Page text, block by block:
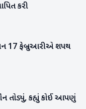
કરી
17 ફેબ્રુઆરીએ શપથ
તોડ્યું, કહ્યું કોઈ આપણું